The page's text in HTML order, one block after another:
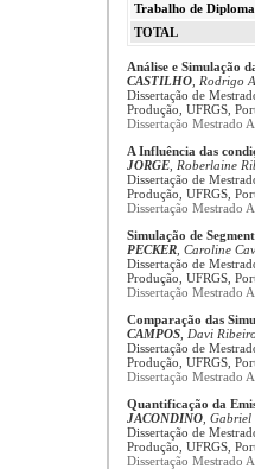
Trabalho de
TOTAL
Análise e Simulação
CASTILHO , Rodrigo
Dissertação de
Produção, UFRGS,
Dissertação Mestrado
A Influência das
JORGE , Roberlaine
Dissertação de
Produção, UFRGS,
Dissertação Mestrado
Simulação de
PECKER , Caroline
Dissertação de
Produção, UFRGS,
Dissertação Mestrado
Comparação das
CAMPOS , Davi
Dissertação de
Produção, UFRGS,
Dissertação Mestrado
Quantificação da
JACONDINO ,
Dissertação de
Produção, UFRGS,
Dissertação Mestrado